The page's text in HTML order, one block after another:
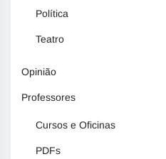
Política
Teatro
Opinião
Professores
Cursos e Oficinas
PDFs